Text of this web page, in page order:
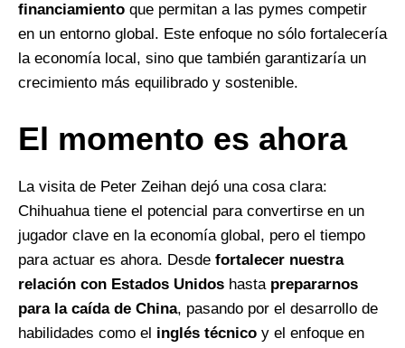
financiamiento que permitan a las pymes competir
en un entorno global. Este enfoque no sólo fortalecería
la economía local, sino que también garantizaría un
crecimiento más equilibrado y sostenible.
El momento es ahora
La visita de Peter Zeihan dejó una cosa clara:
Chihuahua tiene el potencial para convertirse en un
jugador clave en la economía global, pero el tiempo
para actuar es ahora. Desde fortalecer nuestra
relación con Estados Unidos hasta prepararnos
para la caída de China, pasando por el desarrollo de
habilidades como el inglés técnico y el enfoque en